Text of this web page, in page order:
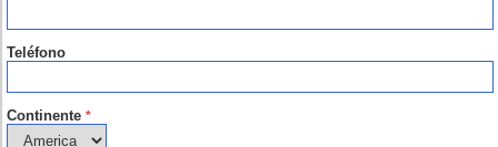
Teléfono
Continente *